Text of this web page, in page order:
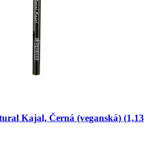
Kajal, Černá (veganská) (1,13